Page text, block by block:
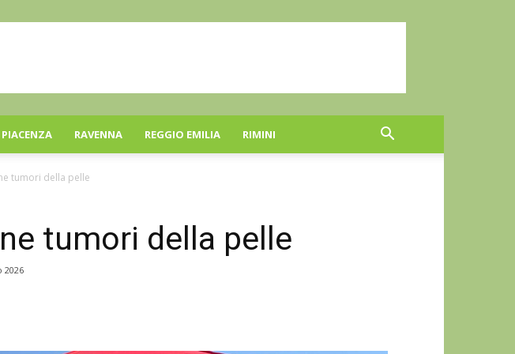
PIACENZA RAVENNA REGGIO EMILIA RIMINI
tumori della pelle
tumori della pelle
2026